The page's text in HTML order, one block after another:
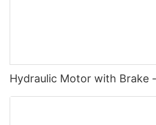
Hydraulic Motor with Brake